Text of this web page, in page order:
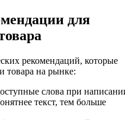
для
рекомендаций, которые
товара на рынке:
слова при
текст, тем больше